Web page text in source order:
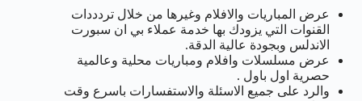
عرض المباريات والافلام وغيرها من خلال تردددات
القنوات التي يزودك بها خدمة عملاء بي ان سبورت
الاندلس وبجودة عالية الدقة.
عرض مسلسلات وافلام ومباريات محلية وعالمية
حصرية اول باول .
والرد على جميع الاسئلة والاستفسارات باسرع وقت